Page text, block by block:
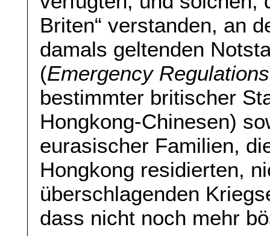
Briten“ verstanden, an
damals geltenden
(Emergency Regulations
bestimmter britischer
Hongkong-Chinesen)
eurasischer Familien,
Hongkong residierten,
überschlagenden
dass nicht noch mehr